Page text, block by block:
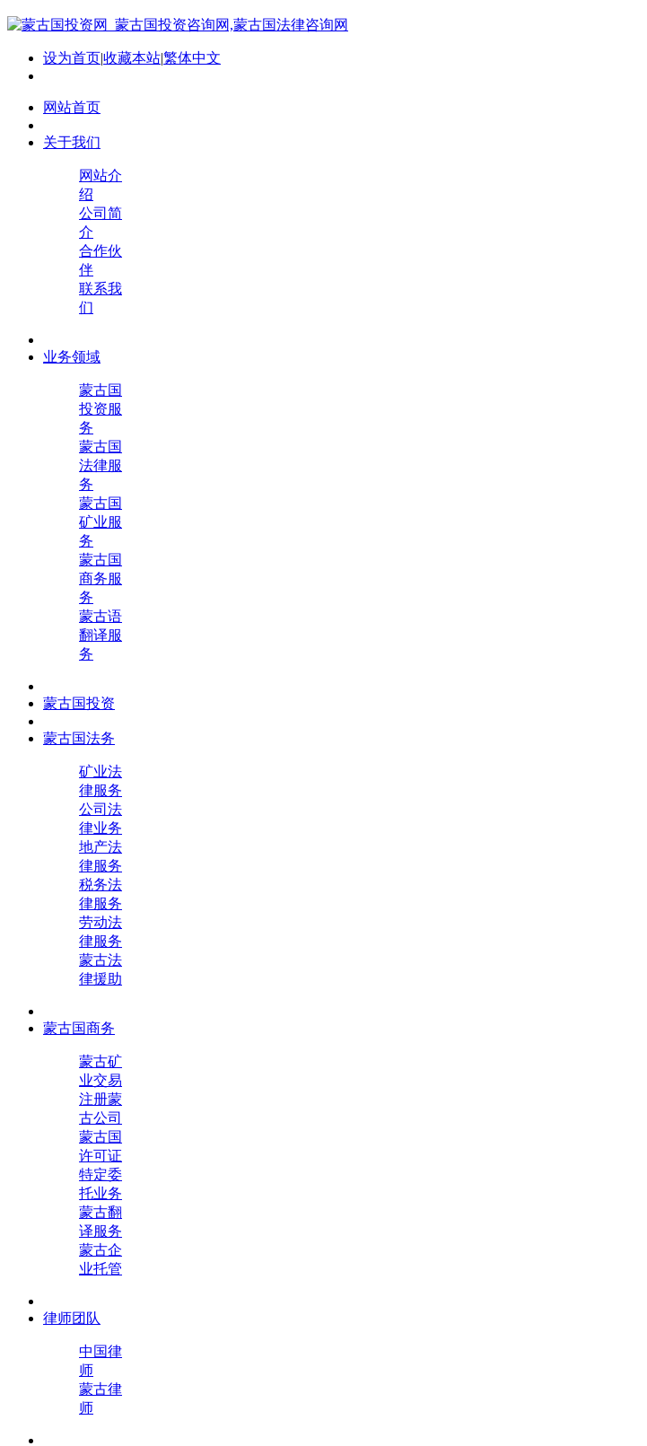
设为首页|收藏本站|繁体中文
网站首页
关于我们
网站介
绍
公司简
介
合作伙
伴
联系我
们
业务领域
蒙古国
投资服
务
蒙古国
法律服
务
蒙古国
矿业服
务
蒙古国
商务服
务
蒙古语
翻译服
务
蒙古国投资
蒙古国法务
矿业法
律服务
公司法
律业务
地产法
律服务
税务法
律服务
劳动法
律服务
蒙古法
律援助
蒙古国商务
蒙古矿
业交易
注册蒙
古公司
蒙古国
许可证
特定委
托业务
蒙古翻
译服务
蒙古企
业托管
律师团队
中国律
师
蒙古律
师